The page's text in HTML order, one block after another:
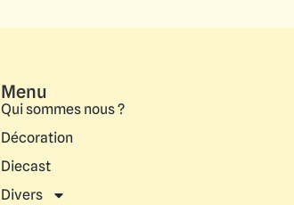
Menu
Qui sommes nous ?
Décoration
Diecast
Divers